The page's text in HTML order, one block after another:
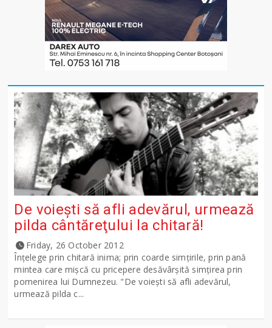
De voieşti să afli adevărul, urmează
pilda cântăreţului la chitară!
Friday, 26 October 2012
Înţelege prin chitară inima; prin coarde simţirile, prin pană
mintea care mişcă cu pricepere desăvârşită simţirea prin
pomenirea lui Dumnezeu. "De voieşti să afli adevărul,
urmează pilda c...